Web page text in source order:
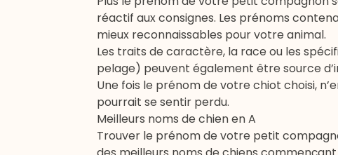
réactif aux consignes. Les prénoms
mieux reconnaissables pour votre animal.
Les traits de caractère, la race ou les
pelage) peuvent également être source
Une fois le prénom de votre chiot choisi,
pourrait se sentir perdu.
Meilleurs noms de chien en A
Trouver le prénom de votre petit